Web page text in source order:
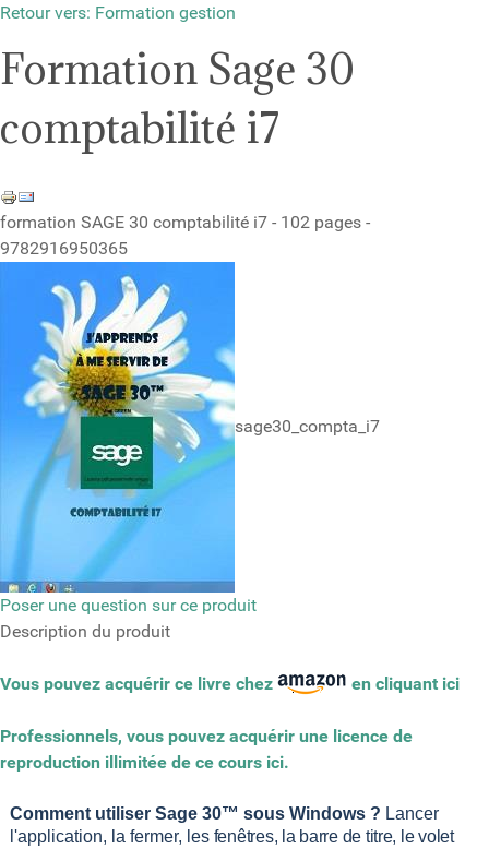
Retour vers: Formation gestion
Formation Sage 30
comptabilité i7
formation SAGE 30 comptabilité i7 - 102 pages -
9782916950365
sage30_compta_i7
Poser une question sur ce produit
Description du produit
Vous pouvez acquérir ce livre chez en cliquant ici
Professionnels, vous pouvez acquérir une licence de
reproduction illimitée de ce cours ici.
Comment utiliser Sage 30™ sous Windows ? Lancer
l'application, la fermer, les fenêtres, la barre de titre, le volet